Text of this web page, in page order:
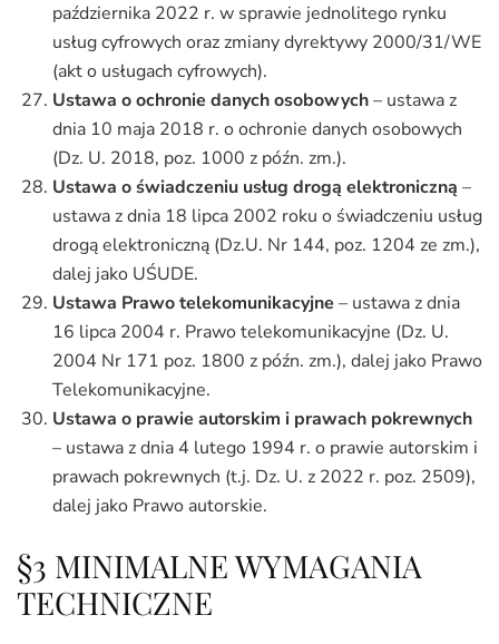
października 2022 r. w sprawie jednolitego rynku
usług cyfrowych oraz zmiany dyrektywy 2000/31/WE
(akt o usługach cyfrowych).
Ustawa o ochronie danych osobowych– ustawa z
dnia 10 maja 2018 r. o ochronie danych osobowych
(Dz. U. 2018, poz. 1000 z późn. zm.).
Ustawa o świadczeniu usług drogą elektroniczną –
ustawa z dnia 18 lipca 2002 roku o świadczeniu usług
drogą elektroniczną (Dz.U. Nr 144, poz. 1204 ze zm.),
dalej jako UŚUDE.
Ustawa Prawo telekomunikacyjne – ustawa z dnia
16 lipca 2004 r. Prawo telekomunikacyjne (Dz. U.
2004 Nr 171 poz. 1800 z późn. zm.), dalej jako Prawo
Telekomunikacyjne.
Ustawa o prawie autorskim i prawach pokrewnych
– ustawa z dnia 4 lutego 1994 r. o prawie autorskim i
prawach pokrewnych (t.j. Dz. U. z 2022 r. poz. 2509),
dalej jako Prawo autorskie.
§3 MINIMALNE WYMAGANIA
TECHNICZNE